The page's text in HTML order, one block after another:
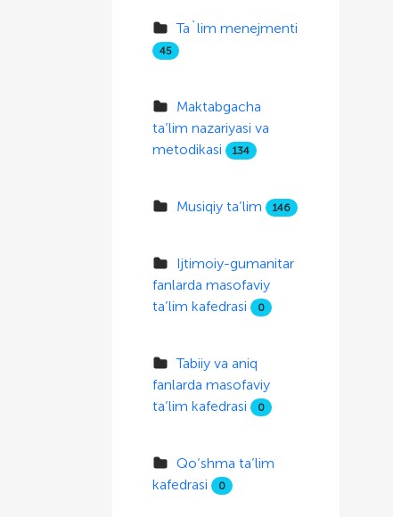
Ta`lim menejmenti
45
Maktabgacha
ta’lim nazariyasi va
metodikasi
134
Musiqiy ta’lim 146
Ijtimoiy-gumanitar
fanlarda masofaviy
ta’lim kafedrasi
0
Tabiiy va aniq
fanlarda masofaviy
ta’lim kafedrasi
0
Qo‘shma ta’lim
kafedrasi
0